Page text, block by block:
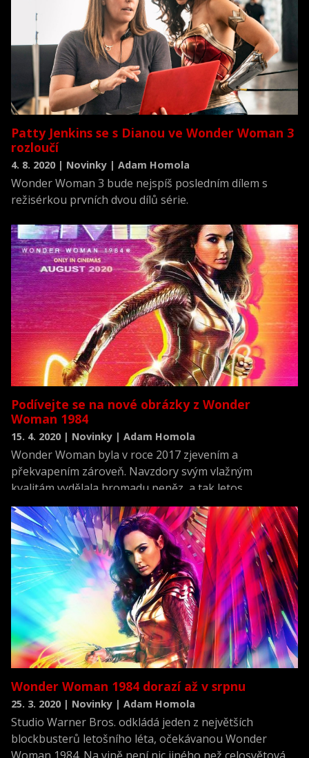
Patty Jenkins se s Dianou ve Wonder Woman 3
rozloučí
4. 8. 2020 | Novinky | Adam Homola
Wonder Woman 3 bude nejspíš posledním dílem s
režisérkou prvních dvou dílů série.
Podívejte se na nové obrázky z Wonder
Woman 1984
15. 4. 2020 | Novinky | Adam Homola
Wonder Woman byla v roce 2017 zjevením a
překvapením zároveň. Navzdory svým vlažným
kvalitám vydělala hromadu peněz, a tak letos
dostaneme dvojku.
Wonder Woman 1984 dorazí až v srpnu
25. 3. 2020 | Novinky | Adam Homola
Studio Warner Bros. odkládá jeden z největších
blockbusterů letošního léta, očekávanou Wonder